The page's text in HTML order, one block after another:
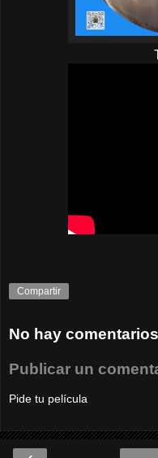
Compartir
No hay
Publicar un
Pide tu película